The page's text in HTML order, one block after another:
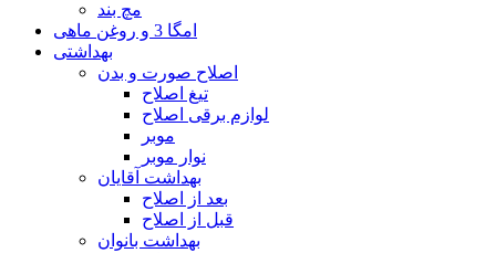
مچ بند
امگا 3 و روغن ماهی
بهداشتی
اصلاح صورت و بدن
تیغ اصلاح
لوازم برقی اصلاح
موبر
نوار موبر
بهداشت آقایان
بعد از اصلاح
قبل از اصلاح
بهداشت بانوان